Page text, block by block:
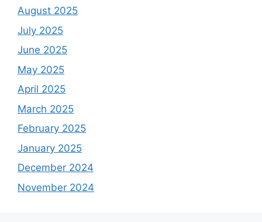
August 2025
July 2025
June 2025
May 2025
April 2025
March 2025
February 2025
January 2025
December 2024
November 2024